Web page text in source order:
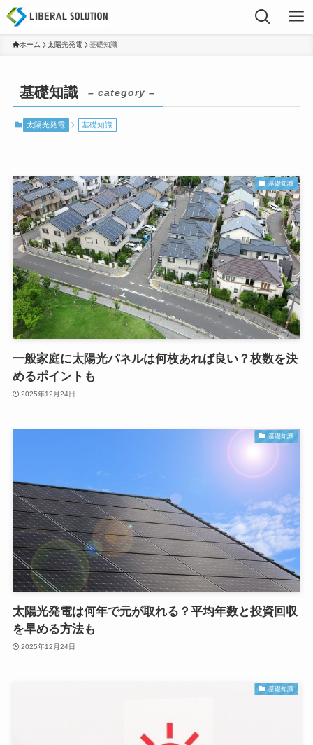
ホーム 太陽光発電 基礎知識
基礎知識 – category –
太陽光発電 基礎知識
基礎知識
一般家庭に太陽光パネルは何枚あれば良い？枚数を決
めるポイントも
2025年12月24日
基礎知識
太陽光発電は何年で元が取れる？平均年数と投資回収
を早める方法も
2025年12月24日
基礎知識